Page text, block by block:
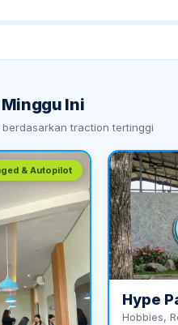
Ini
traction tertinggi
& Autopilot
Hype
Hobbies,